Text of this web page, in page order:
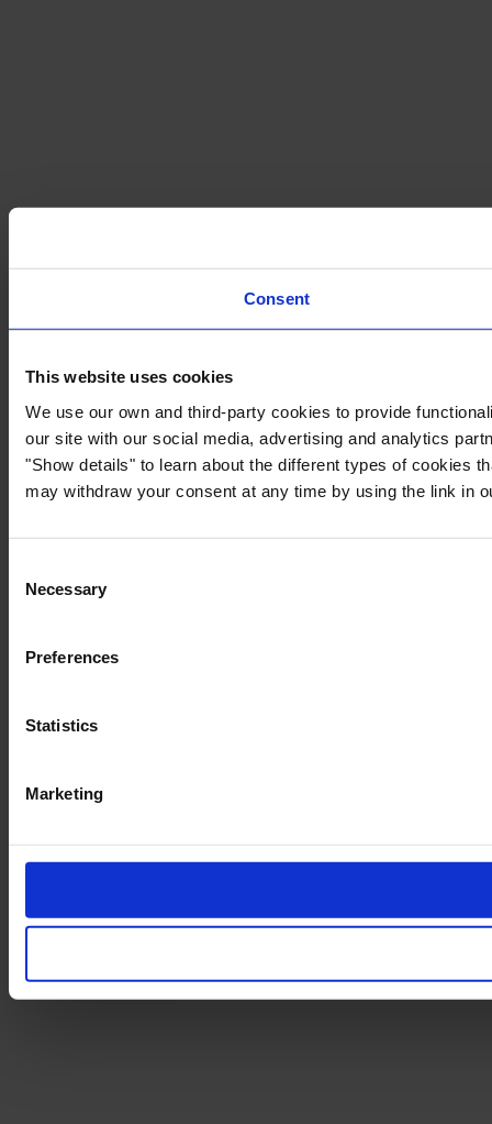
Consent
This website uses cookies
We use our own and third-party cookies to provide
our site with our social media, advertising and analytics
"Show details" to learn about the different types of cookies
may withdraw your consent at any time by using the link in
Selection
Necessary
Preferences
Statistics
Marketing